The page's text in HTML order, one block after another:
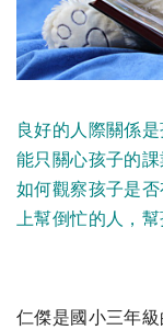
良好的人際關係
能只關心孩子的
如何觀察孩子是
上幫倒忙的人，
仁傑是國小三年